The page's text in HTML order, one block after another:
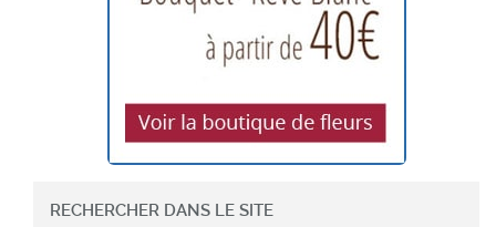
RECHERCHER DANS LE SITE